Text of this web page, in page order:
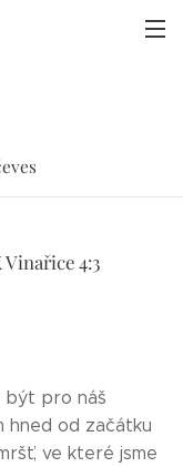
Vinařice 4:3
být pro náš
hned od začátku
ve které jsme